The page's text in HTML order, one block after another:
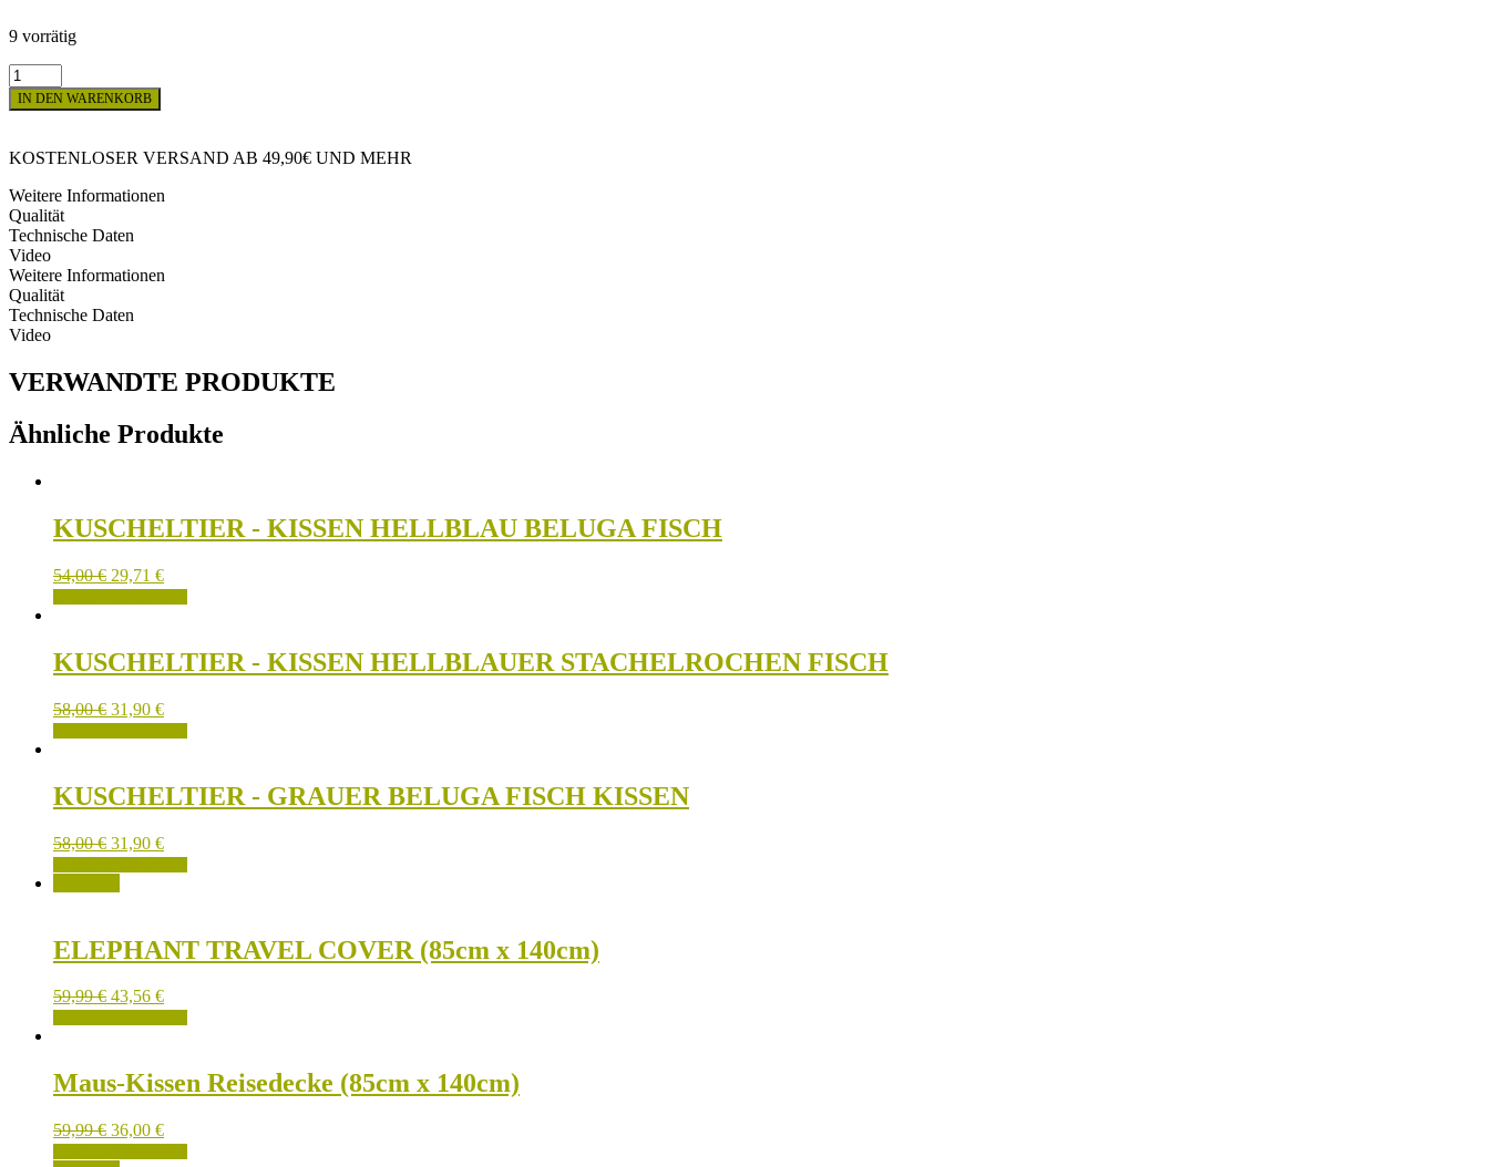
9 vorrätig
GIRAFA
REISEÜBERZÜGE
(85cm
140cm)
IN DEN WARENKORB
KOSTENLOSER VERSAND AB 49,90€ UND MEHR
Weitere Informationen
Qualität
Technische Daten
Video
Weitere Informationen
Qualität
Technische Daten
Video
VERWANDTE PRODUKTE
Ähnliche Produkte
KUSCHELTIER - KISSEN HELLBLAU BELUGA FISCH
54,00€ 29,71 €
KUSCHELTIER - KISSEN HELLBLAUER STACHELROCHEN FISCH
58,00€ 31,90 €
KUSCHELTIER - GRAUER BELUGA FISCH KISSEN
58,00€ 31,90 €
ELEPHANT TRAVEL COVER (85cm x 140cm)
59,99€ Ursprünglicher
Preis
43,56 €Aktueller
Preis
Maus-Kissen Reisedecke (85cm x 140cm)
59,99€ 36,00 €